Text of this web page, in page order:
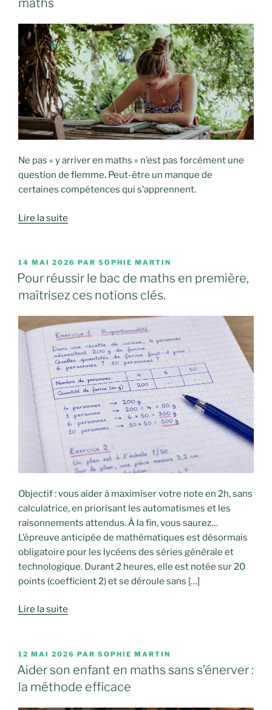
Ne pas « y arriver en maths » n’est pas forcément une
question de flemme. Peut-être un manque de
certaines compétences qui s’apprennent.
Lire la suite
PUBLIÉ
LE
14 MAI 2026 PAR SOPHIE MARTIN
Pour réussir le bac de maths en première,
maîtrisez ces notions clés.
Objectif : vous aider à maximiser votre note en 2h, sans
calculatrice, en priorisant les automatismes et les
raisonnements attendus. À la fin, vous saurez…
L’épreuve anticipée de mathématiques est désormais
obligatoire pour les lycéens des séries générale et
technologique. Durant 2 heures, elle est notée sur 20
points (coefficient 2) et se déroule sans […]
Lire la suite
PUBLIÉ
LE
12 MAI 2026 PAR SOPHIE MARTIN
Aider son enfant en maths sans s’énerver :
la méthode efficace